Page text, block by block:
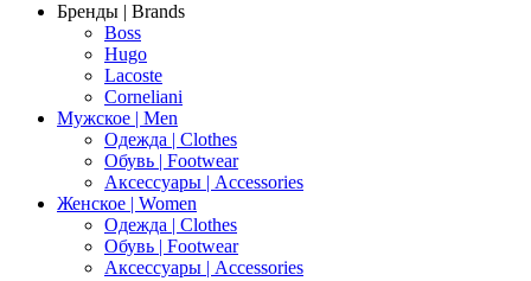
Бренды | Brands
Boss
Hugo
Lacoste
Corneliani
Мужское | Men
Одежда | Clothes
Обувь | Footwear
Аксессуары | Accessories
Женское | Women
Одежда | Clothes
Обувь | Footwear
Аксессуары | Accessories